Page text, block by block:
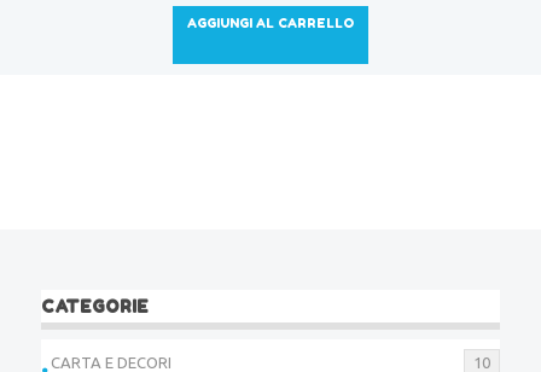
AGGIUNGI AL CARRELLO
CATEGORIE
CARTA E DECORI 10